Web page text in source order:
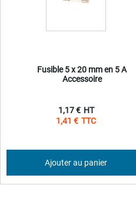
Fusible 5 x 20 mm en 5 A
Accessoire
1,41 €
1,17 €
Ajouter au panier